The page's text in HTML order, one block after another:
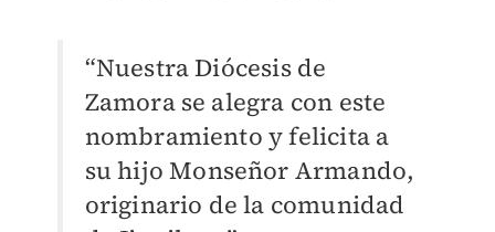
“Nuestra Diócesis de
Zamora se alegra con este
nombramiento y felicita a
su hijo Monseñor Armando,
originario de la comunidad